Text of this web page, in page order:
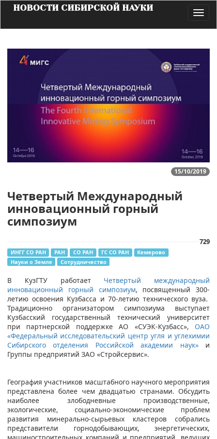
НОВОСТИ СИБИРСКОЙ НАУКИ
15/10/2019
Четвертый Международный
инновационный горный
симпозиум
729
ИНГГ СО РАН РАН СО РАН ГС СО РАН
Кемерово
Науки о Земле
Сотрудничество
В КузГТУ работает Четвертый международный
инновационный горный симпозиум, посвященный 300-
летию освоения Кузбасса и 70-летию технического вуза.
Традиционно организатором симпозиума выступает
Кузбасский государственный технический университет
при партнерской поддержке АО «СУЭК-Кузбасс», ОАО
«Федеральный исследовательский центр угля и углехимии
Сибирского отделения Российской академии наук»и
Группы предприятий ЗАО «Стройсервис».
География участников масштабного научного мероприятия
представлена более чем двадцатью странами. Обсудить
наиболее злободневные производственные,
экологические, социально-экономические проблем
развития минерально-сырьевых кластеров собрались
представители горнодобывающих, энергетических,